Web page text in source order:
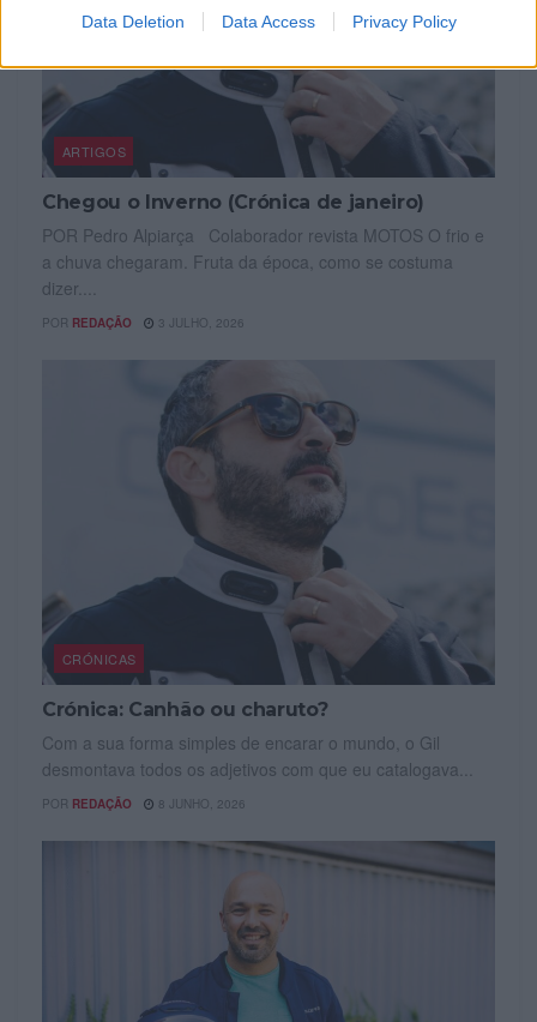
Data Deletion Data Access Privacy Policy
ARTIGOS
Chegou o Inverno (Crónica de janeiro)
POR Pedro Alpiarça Colaborador revista MOTOS O frio e
a chuva chegaram. Fruta da época, como se costuma
dizer....
POR REDAÇÃO 3 JULHO, 2026
CRÓNICAS
Crónica: Canhão ou charuto?
Com a sua forma simples de encarar o mundo, o Gil
desmontava todos os adjetivos com que eu catalogava...
POR REDAÇÃO 8 JUNHO, 2026